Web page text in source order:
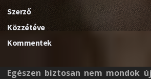
Szerző
Közzétéve
Kommentek
Egészen biztosan nem mondok